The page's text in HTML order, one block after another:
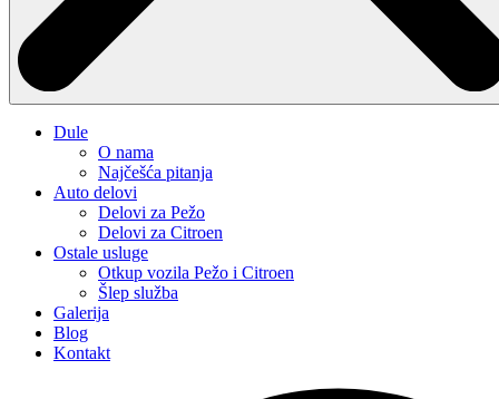
Dule
O nama
Najčešća pitanja
Auto delovi
Delovi za Pežo
Delovi za Citroen
Ostale usluge
Otkup vozila Pežo i Citroen
Šlep služba
Galerija
Blog
Kontakt